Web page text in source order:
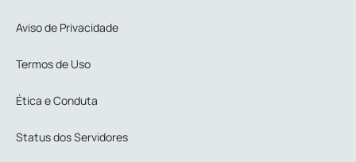
Aviso de Privacidade
Termos de Uso
Ética e Conduta
Status dos Servidores